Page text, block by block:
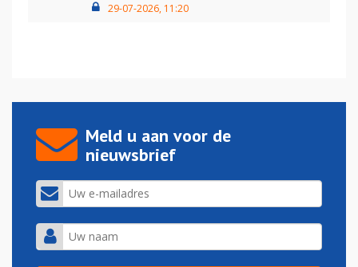
29-07-2026, 11:20
Meld u aan voor de
nieuwsbrief